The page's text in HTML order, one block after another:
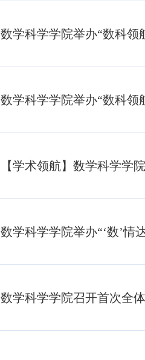
数学科学学院举办“数科领
数学科学学院举办“数科领
数学科学学院举办“‘数’情
数学科学学院召开首次全